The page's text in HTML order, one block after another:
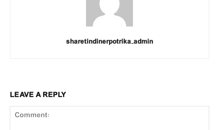
sharetindinerpotrika_admin
LEAVE A REPLY